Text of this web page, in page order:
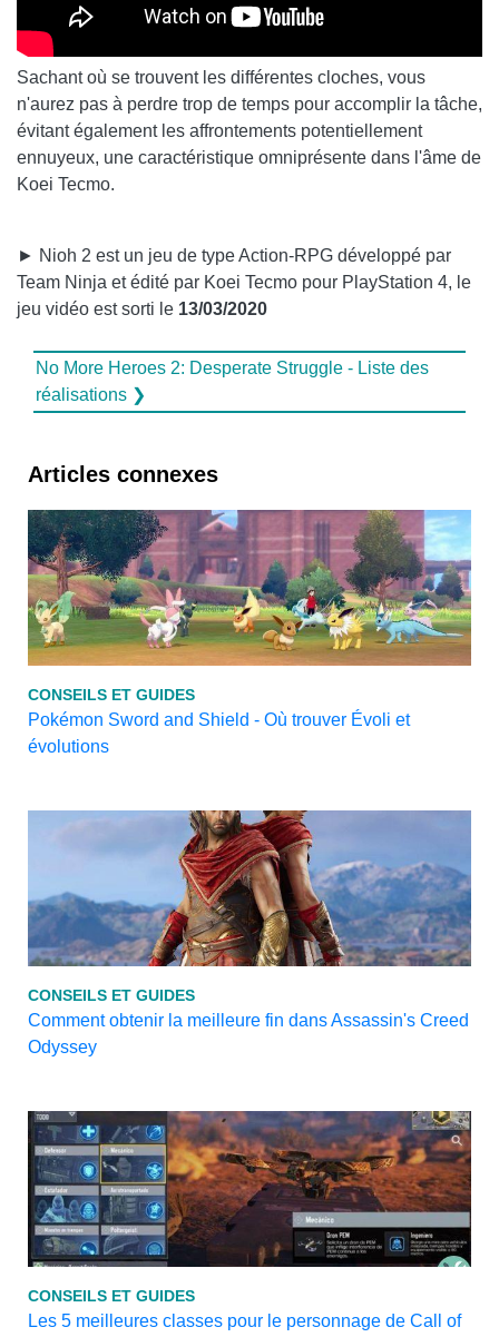
Sachant où se trouvent les différentes cloches, vous
n'aurez pas à perdre trop de temps pour accomplir la tâche,
évitant également les affrontements potentiellement
ennuyeux, une caractéristique omniprésente dans l'âme de
Koei Tecmo.
► Nioh 2 est un jeu de type Action-RPG développé par
Team Ninja et édité par Koei Tecmo pour PlayStation 4, le
jeu vidéo est sorti le 13/03/2020
No More Heroes 2: Desperate Struggle - Liste des
réalisations ❯
Articles connexes
CONSEILS ET GUIDES
Pokémon Sword and Shield - Où trouver Évoli et
évolutions
CONSEILS ET GUIDES
Comment obtenir la meilleure fin dans Assassin's Creed
Odyssey
CONSEILS ET GUIDES
Les 5 meilleures classes pour le personnage de Call of